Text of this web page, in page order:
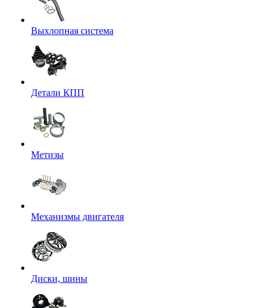
Выхлопная система
Детали КПП
Метизы
Механизмы двигателя
Диски, шины